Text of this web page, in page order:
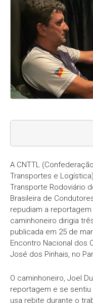
A CNTTL
Transportes e
Transporte Rodoviário
Brasileira de
repudiam a reportagem
caminhoneiro dirigia
publicada em 25 de
Encontro Nacional dos
José dos Pinhais, no
O caminhoneiro, Joel
reportagem e se
usa rebite durante o